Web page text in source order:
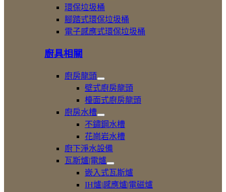
環保垃圾桶
腳踏式環保垃圾桶
電子感應式環保垃圾桶
廚具相關
廚房龍頭
展
開
廚
房
龍
頭
壁式廚房龍頭
檯面式廚房龍頭
廚房水槽
展
開
廚
房
水
槽
不鏽鋼水槽
花崗岩水槽
廚下淨水設備
瓦斯爐|電爐
展
開
瓦
嵌入式瓦斯爐
IH爐|感應爐|電磁爐